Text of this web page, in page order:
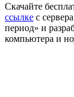
Скачайте
ссылке с
период» и
компьютера и